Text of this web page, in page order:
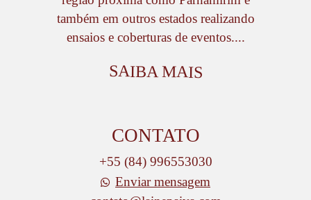
também em outros estados realizando
ensaios e coberturas de eventos....
SAIBA MAIS
CONTATO
+55 (84) 996553030
Enviar mensagem